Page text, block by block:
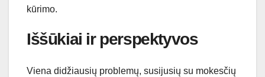
kūrimo.
Iššūkiai ir perspektyvos
Viena didžiausių problemų, susijusių su mokesčių